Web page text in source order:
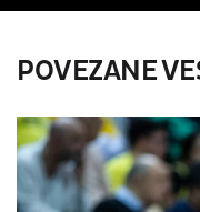
POVEZANE